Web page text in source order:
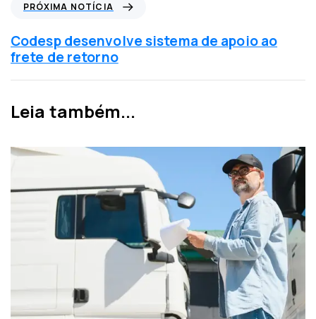
n
t
e
i
r
ó
x
i
m
n
t
i
PRÓXIMA NOTÍCIA
Codesp desenvolve sistema de apoio ao
frete de retorno
Leia também...